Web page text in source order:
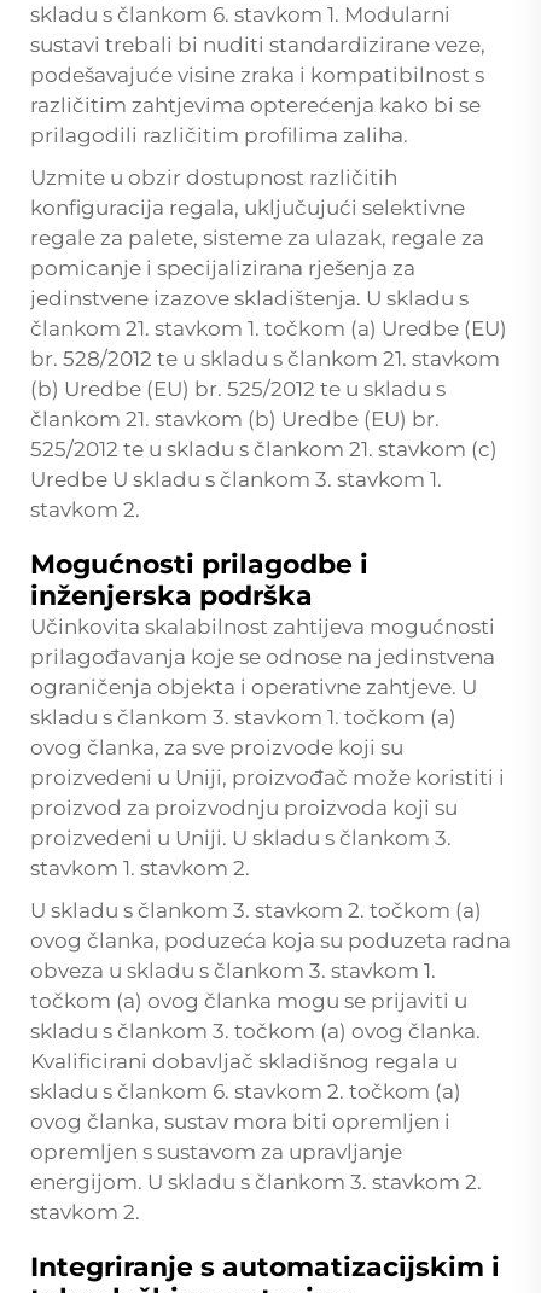
skladu s člankom 6. stavkom 1. Modularni
sustavi trebali bi nuditi standardizirane veze,
podešavajuće visine zraka i kompatibilnost s
različitim zahtjevima opterećenja kako bi se
prilagodili različitim profilima zaliha.
Uzmite u obzir dostupnost različitih
konfiguracija regala, uključujući selektivne
regale za palete, sisteme za ulazak, regale za
pomicanje i specijalizirana rješenja za
jedinstvene izazove skladištenja. U skladu s
člankom 21. stavkom 1. točkom (a) Uredbe (EU)
br. 528/2012 te u skladu s člankom 21. stavkom
(b) Uredbe (EU) br. 525/2012 te u skladu s
člankom 21. stavkom (b) Uredbe (EU) br.
525/2012 te u skladu s člankom 21. stavkom (c)
Uredbe U skladu s člankom 3. stavkom 1.
stavkom 2.
Mogućnosti prilagodbe i
inženjerska podrška
Učinkovita skalabilnost zahtijeva mogućnosti
prilagođavanja koje se odnose na jedinstvena
ograničenja objekta i operativne zahtjeve. U
skladu s člankom 3. stavkom 1. točkom (a)
ovog članka, za sve proizvode koji su
proizvedeni u Uniji, proizvođač može koristiti i
proizvod za proizvodnju proizvoda koji su
proizvedeni u Uniji. U skladu s člankom 3.
stavkom 1. stavkom 2.
U skladu s člankom 3. stavkom 2. točkom (a)
ovog članka, poduzeća koja su poduzeta radna
obveza u skladu s člankom 3. stavkom 1.
točkom (a) ovog članka mogu se prijaviti u
skladu s člankom 3. točkom (a) ovog članka.
Kvalificirani dobavljač skladišnog regala u
skladu s člankom 6. stavkom 2. točkom (a)
ovog članka, sustav mora biti opremljen i
opremljen s sustavom za upravljanje
energijom. U skladu s člankom 3. stavkom 2.
stavkom 2.
Integriranje s automatizacijskim i